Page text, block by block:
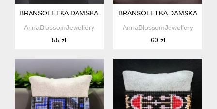
BRANSOLETKA DAMSKA Z KORALIKÓW W STYLU BOHO
AnnaBlossomJewellery
55 zł
BRANSOLETKA DAMSKA Z
AnnaBlossomJewellery
60 zł